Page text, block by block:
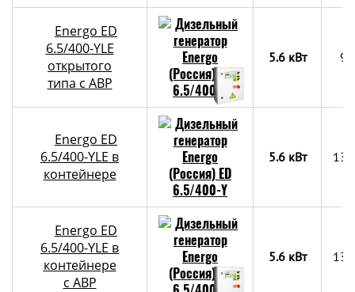
Energo ED
6.5/400-YLE
открытого
типа с АВР
5.6 кВт
Energo ED
6.5/400-YLE в
контейнере
5.6 кВт
Energo ED
6.5/400-YLE в
контейнере
c АВР
5.6 кВт